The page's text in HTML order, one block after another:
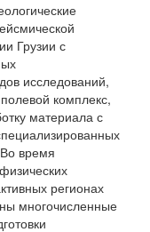
Грузии с
исследований,
комплекс,
материала с
время
регионах
многочисленные